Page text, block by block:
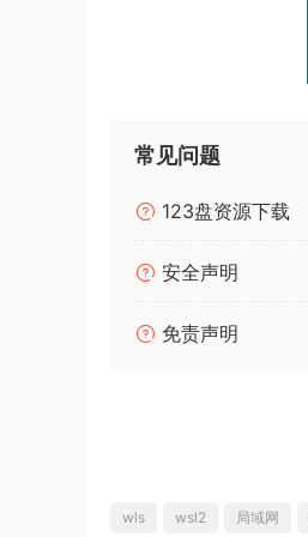
常见问题
123盘资源下载
安全声明
免责声明
wls wsl2 局域网